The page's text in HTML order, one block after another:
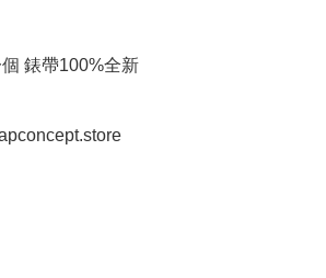
錶帶100%全新